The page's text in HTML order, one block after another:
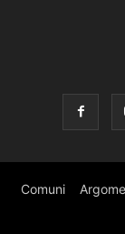
Comuni